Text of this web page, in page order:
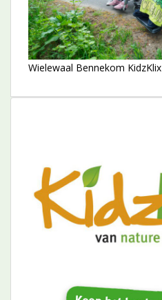
Wielewaal Bennekom KidzKlix